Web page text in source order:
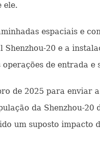
ele.
espaciais e
20 e a
de entrada e
de 2025 para enviar
da Shenzhou-
um suposto